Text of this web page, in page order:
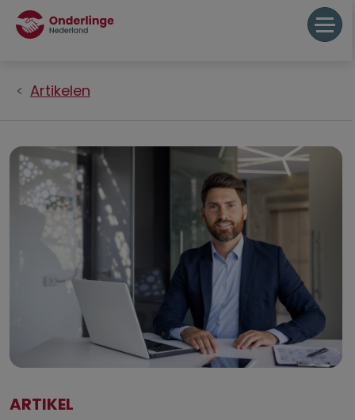
Artikelen
ARTIKEL